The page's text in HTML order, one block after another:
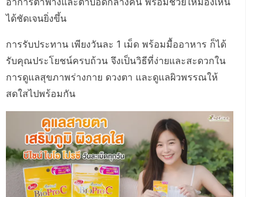
ได้ชัดเจนยิ่งขึ้น
การรับประทาน เพียงวันละ 1 เม็ด พร้อมมื้ออาหาร ก็ได้
รับคุณประโยชน์ครบถ้วน จึงเป็นวิธีที่ง่ายและสะดวกใน
การดูแลสุขภาพร่างกาย ดวงตา และดูแลผิวพรรณให้
สดใสไปพร้อมกัน